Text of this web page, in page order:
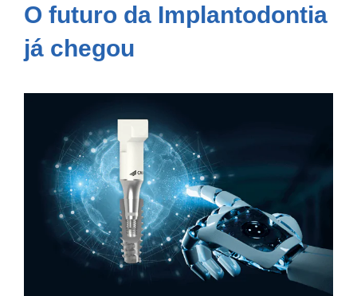
O futuro da Implantodontia
já chegou